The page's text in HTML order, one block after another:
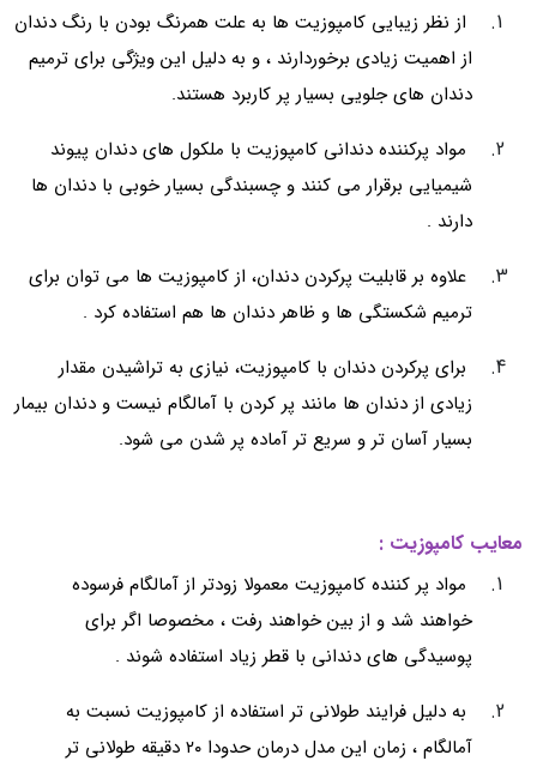
از نظر زیبایی کامپوزیت ها به علت همرنگ بودن با رنگ دندان
از اهمیت زیادی برخوردارند ، و به دلیل این ویژگی برای ترمیم
دندان های جلویی بسیار پر کاربرد هستند.
مواد پرکننده دندانی کامپوزیت با ملکول های دندان پیوند
شیمیایی برقرار می کنند و چسبندگی بسیار خوبی با دندان ها
دارند .
علاوه بر قابلیت پرکردن دندان، از کامپوزیت ها می توان برای
ترمیم شکستگی ها و ظاهر دندان ها هم استفاده کرد .
برای پرکردن دندان با کامپوزیت، نیازی به تراشیدن مقدار
زیادی از دندان ها مانند پر کردن با آمالگام نیست و دندان بیمار
بسیار آسان تر و سریع تر آماده پر شدن می شود.
معایب کامپوزیت :
مواد پر کننده کامپوزیت معمولا زودتر از آمالگام فرسوده
خواهند شد و از بین خواهند رفت ، مخصوصا اگر برای
پوسیدگی های دندانی با قطر زیاد استفاده شوند .
به دلیل فرایند طولانی تر استفاده از کامپوزیت نسبت به
آمالگام ، زمان این مدل درمان حدودا ۲۰ دقیقه طولانی تر